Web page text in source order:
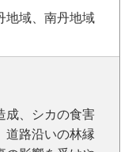
域、南丹地域
成、シカの食害
道路沿いの林縁